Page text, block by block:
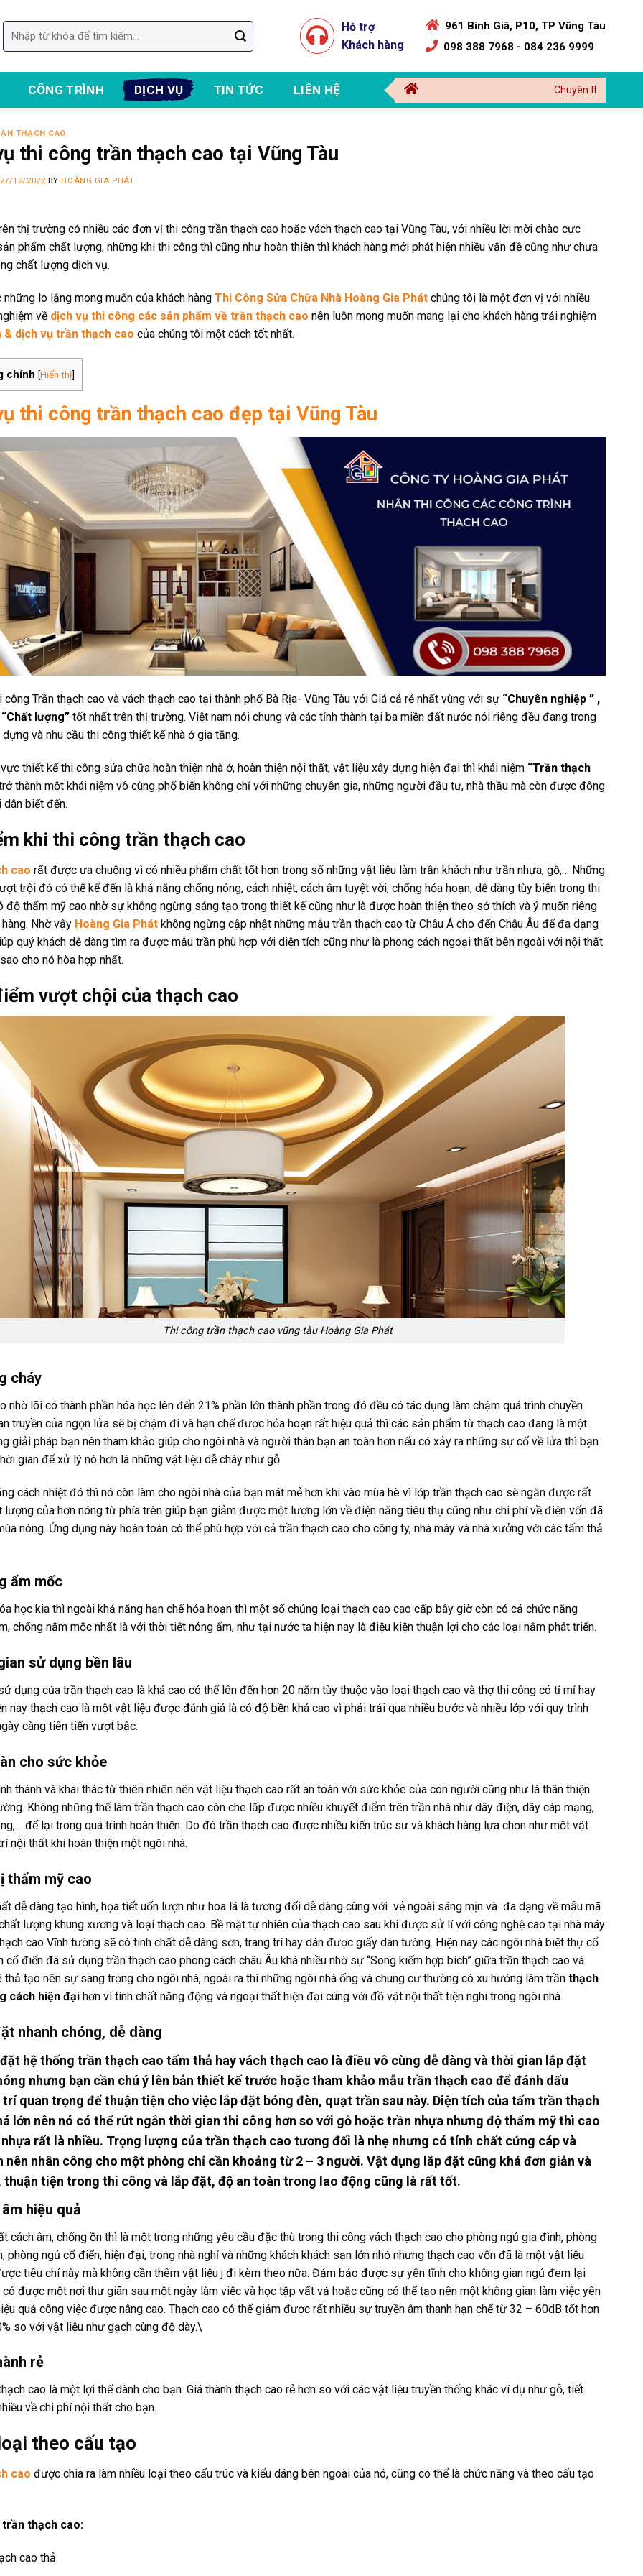
Tìm
kiếm:
Hỗ trợ
Khách hàng
961 Bình Giã, P10, TP Vũng Tàu
098 388 7968 - 084 236 9999
CÔNG TRÌNH DỊCH VỤ TIN TỨC LIÊN HỆ Chuyên thi công sữa chữa nhà
THẠCH CAO
thi công trần thạch cao tại Vũng Tàu
27/12/2022BY HOÀNG GIA PHÁT
thị trường có nhiều các đơn vị thi công trần thạch cao hoặc vách thạch cao tại Vũng Tàu, với nhiều lời mời chào cực
phẩm chất lượng, những khi thi công thì cũng như hoàn thiện thì khách hàng mới phát hiện nhiều vấn đề cũng như chưa
chất lượng dịch vụ.
lo lắng mong muốn của khách hàng Thi Công Sửa Chữa Nhà Hoàng Gia Phát chúng tôi là một đơn vị với nhiều
về dịch vụ thi công các sản phẩm về trần thạch cao nên luôn mong muốn mang lại cho khách hàng trải nghiệm
& dịch vụ trần thạch cao của chúng tôi một cách tốt nhất.
chính [Hiển thị]
thi công trần thạch cao đẹp tại Vũng Tàu
công Trần thạch cao và vách thạch cao tại thành phố Bà Rịa- Vũng Tàu với Giá cả rẻ nhất vùng với sự “Chuyên nghiệp ” ,
lượng” tốt nhất trên thị trường. Việt nam nói chung và các tỉnh thành tại ba miền đất nước nói riêng đều đang trong
và nhu cầu thi công thiết kế nhà ở gia tăng.
thiết kế thi công sửa chữa hoàn thiện nhà ở, hoàn thiện nội thất, vật liệu xây dựng hiện đại thì khái niệm “Trần thạch
thành một khái niệm vô cùng phổ biến không chỉ với những chuyên gia, những người đầu tư, nhà thầu mà còn được đông
biết đến.
khi thi công trần thạch cao
cao rất được ưa chuộng vì có nhiều phẩm chất tốt hơn trong số những vật liệu làm trần khách như trần nhựa, gỗ,… Những
trội đó có thể kể đến là khả năng chống nóng, cách nhiệt, cách âm tuyệt vời, chống hỏa hoạn, dễ dàng tùy biến trong thi
độ thẩm mỹ cao nhờ sự không ngừng sáng tạo trong thiết kế cũng như là được hoàn thiện theo sở thích và ý muốn riêng
Nhờ vậy Hoàng Gia Phát không ngừng cập nhật những mẫu trần thạch cao từ Châu Á cho đến Châu Âu để đa dạng
quý khách dễ dàng tìm ra được mẫu trần phù hợp với diện tích cũng như là phong cách ngoại thất bên ngoài với nội thất
cho nó hòa hợp nhất.
vượt chội của thạch cao
Thi công trần thạch cao vũng tàu Hoàng Gia Phát
cháy
nhờ lõi có thành phần hóa học lên đến 21% phần lớn thành phần trong đó đều có tác dụng làm chậm quá trình chuyền
truyền của ngọn lửa sẽ bị chậm đi và hạn chế được hỏa hoạn rất hiệu quả thì các sản phẩm từ thạch cao đang là một
giải pháp bạn nên tham khảo giúp cho ngôi nhà và người thân bạn an toàn hơn nếu có xảy ra những sự cố về lửa thì bạn
gian để xử lý nó hơn là những vật liệu dễ cháy như gỗ.
cách nhiệt đó thì nó còn làm cho ngôi nhà của bạn mát mẻ hơn khi vào mùa hè vì lớp trần thạch cao sẽ ngăn được rất
lượng của hơn nóng từ phía trên giúp bạn giảm được một lượng lớn về điện năng tiêu thụ cũng như chi phí về điện vốn đã
nóng. Ứng dụng này hoàn toàn có thể phù hợp với cả trần thạch cao cho công ty, nhà máy và nhà xưởng với các tấm thả
ẩm mốc
học kia thì ngoài khả năng hạn chế hỏa hoạn thì một số chủng loại thạch cao cao cấp bây giờ còn có cả chức năng
chống nấm mốc nhất là với thời tiết nóng ẩm, như tại nước ta hiện nay là điệu kiện thuận lợi cho các loại nấm phát triển.
sử dụng bền lâu
dụng của trần thạch cao là khá cao có thể lên đến hơn 20 năm tùy thuộc vào loại thạch cao và thợ thi công có tỉ mỉ hay
nay thạch cao là một vật liệu được đánh giá là có độ bền khá cao vì phải trải qua nhiều bước và nhiều lớp với quy trình
càng tiên tiến vượt bậc.
cho sức khỏe
thành và khai thác từ thiên nhiên nên vật liệu thạch cao rất an toàn với sức khỏe của con người cũng như là thân thiện
Không những thế làm trần thạch cao còn che lấp được nhiều khuyết điểm trên trần nhà như dây điện, dây cáp mạng,
để lại trong quá trình hoàn thiện. Do đó trần thạch cao được nhiều kiến trúc sư và khách hàng lựa chọn như một vật
nội thất khi hoàn thiện một ngôi nhà.
thẩm mỹ cao
dễ dàng tạo hình, họa tiết uốn lượn như hoa lá là tương đối dễ dàng cùng với vẻ ngoài sáng mịn và đa dạng về mẫu mã
lượng khung xương và loại thạch cao. Bề mặt tự nhiên của thạch cao sau khi được sử lí với công nghệ cao tại nhà máy
cao Vĩnh tường sẽ có tính chất dễ dàng sơn, trang trí hay dán được giấy dán tường. Hiện nay các ngôi nhà biệt thự cổ
cổ điển đã sử dụng trần thạch cao phong cách châu Âu khá nhiều nhờ sự “Song kiếm hợp bích” giữa trần thạch cao và
thả tạo nên sự sang trọng cho ngôi nhà, ngoài ra thì những ngôi nhà ống và chung cư thường có xu hướng làm trần thạch
cách hiện đại hơn vì tính chất năng động và ngoại thất hiện đại cùng với đồ vật nội thất tiện nghi trong ngôi nhà.
nhanh chóng, dễ dàng
hệ thống trần thạch cao tấm thả hay vách thạch cao là điều vô cùng dễ dàng và thời gian lắp đặt
nhưng bạn cần chú ý lên bản thiết kế trước hoặc tham khảo mẫu trần thạch cao để đánh dấu
quan trọng để thuận tiện cho việc lắp đặt bóng đèn, quạt trần sau này. Diện tích của tấm trần thạch
lớn nên nó có thể rút ngắn thời gian thi công hơn so với gỗ hoặc trần nhựa nhưng độ thẩm mỹ thì cao
rất là nhiều. Trọng lượng của trần thạch cao tương đối là nhẹ nhưng có tính chất cứng cáp và
nên nhân công cho một phòng chỉ cần khoảng từ 2 – 3 người. Vật dụng lắp đặt cũng khá đơn giản và
thuận tiện trong thi công và lắp đặt, độ an toàn trong lao động cũng là rất tốt.
hiệu quả
cách âm, chống ồn thì là một trong những yêu cầu đặc thù trong thi công vách thạch cao cho phòng ngủ gia đình, phòng
phòng ngủ cổ điển, hiện đại, trong nhà nghỉ và những khách khách sạn lớn nhỏ nhưng thạch cao vốn đã là một vật liệu
tiêu chí này mà không cần thêm vật liệu j đi kèm theo nữa. Đảm bảo được sự yên tĩnh cho không gian ngủ đem lại
được một nơi thư giãn sau một ngày làm việc và học tập vất vả hoặc cũng có thể tạo nên một không gian làm việc yên
quả công việc được nâng cao. Thạch cao có thể giảm được rất nhiều sự truyền âm thanh hạn chế từ 32 – 60dB tốt hơn
so với vật liệu như gạch cùng độ dày.\
rẻ
cao là một lợi thế dành cho bạn. Giá thành thạch cao rẻ hơn so với các vật liệu truyền thống khác ví dụ như gỗ, tiết
về chi phí nội thất cho bạn.
theo cấu tạo
cao được chia ra làm nhiều loại theo cấu trúc và kiểu dáng bên ngoài của nó, cũng có thể là chức năng và theo cấu tạo
trần thạch cao:
cao thả.